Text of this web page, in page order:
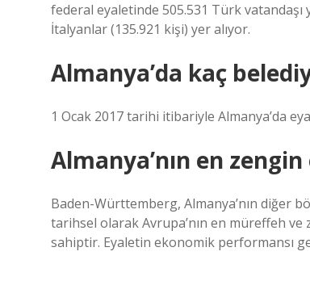
federal eyaletinde 505.531 Türk vatandaşı
İtalyanlar (135.921 kişi) yer alıyor.
Almanya’da kaç
1 Ocak 2017 tarihi itibariyle Almanya’da
Almanya’nın en
Baden-Württemberg, Almanya’nın diğer
tarihsel olarak Avrupa’nın en müreffeh
sahiptir. Eyaletin ekonomik performansı